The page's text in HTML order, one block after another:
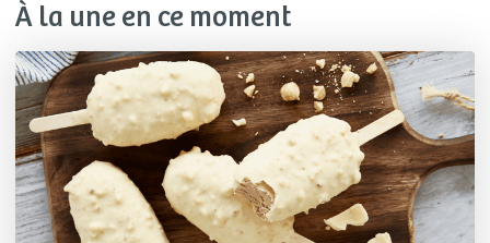
À la une en ce moment